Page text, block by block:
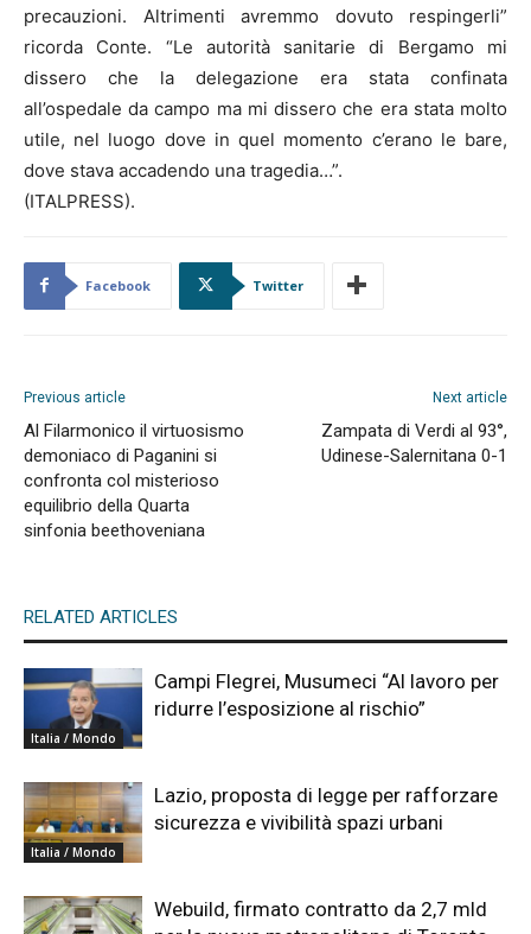
precauzioni. Altrimenti avremmo dovuto respingerli”
ricorda Conte. “Le autorità sanitarie di Bergamo mi
dissero che la delegazione era stata confinata
all’ospedale da campo ma mi dissero che era stata molto
utile, nel luogo dove in quel momento c’erano le bare,
dove stava accadendo una tragedia…”.
(ITALPRESS).
Facebook Twitter
Previous article
Al Filarmonico il virtuosismo
demoniaco di Paganini si
confronta col misterioso
equilibrio della Quarta
sinfonia beethoveniana
Next article
Zampata di Verdi al 93°,
Udinese-Salernitana 0-1
RELATED ARTICLES
Italia / Mondo
Campi Flegrei, Musumeci “Al lavoro per
ridurre l’esposizione al rischio”
Italia / Mondo
Lazio, proposta di legge per rafforzare
sicurezza e vivibilità spazi urbani
Webuild, firmato contratto da 2,7 mld